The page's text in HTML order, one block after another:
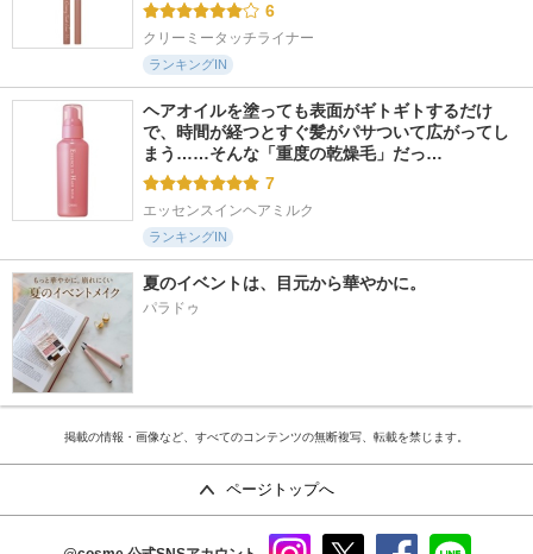
6
クリーミータッチライナー
ランキングIN
ヘアオイルを塗っても表面がギトギトするだけ
で、時間が経つとすぐ髪がパサついて広がってし
まう……そんな「重度の乾燥毛」だっ…
7
エッセンスインヘアミルク
ランキングIN
夏のイベントは、目元から華やかに。
パラドゥ
掲載の情報・画像など、すべてのコンテンツの無断複写、転載を禁じます。
ページトップへ